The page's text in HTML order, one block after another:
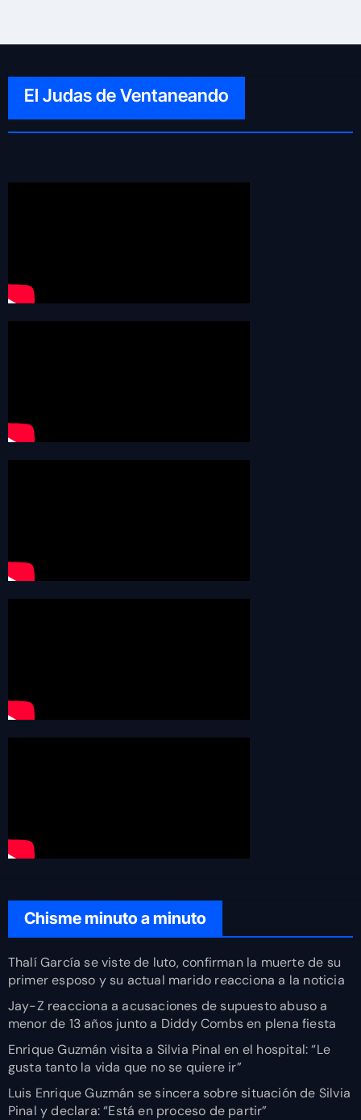
El Judas de Ventaneando
Chisme minuto a minuto
Thalí García se viste de luto, confirman la muerte de su
primer esposo y su actual marido reacciona a la noticia
Jay-Z reacciona a acusaciones de supuesto abuso a
menor de 13 años junto a Diddy Combs en plena fiesta
Enrique Guzmán visita a Silvia Pinal en el hospital: “Le
gusta tanto la vida que no se quiere ir”
Luis Enrique Guzmán se sincera sobre situación de Silvia
Pinal y declara: “Está en proceso de partir”